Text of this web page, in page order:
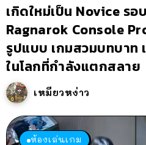
เกิดใหม่เป็น Novice ร
Ragnarok Console
รูปแบบ เกมสวมบทบาท
ในโลกที่กำลังแตกสลาย
เหมียวหง่าว
ห้องเล่นเกม